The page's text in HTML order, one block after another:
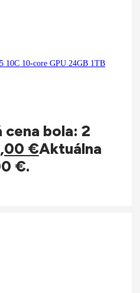
Pro 14 Silver M5 10C 10-core GPU 24GB 1TB
cena bola: 2
€Aktuálna
€.